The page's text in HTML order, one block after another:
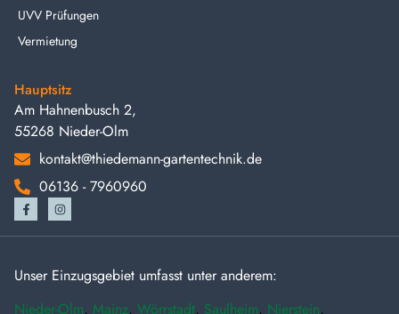
UVV Prüfungen
Vermietung
Hauptsitz
Am Hahnenbusch 2,
55268 Nieder-Olm
kontakt@thiedemann-gartentechnik.de
06136 - 7960960
Unser Einzugsgebiet umfasst unter anderem:
Nieder-Olm, Mainz, Wörrstadt, Saulheim, Nierstein,